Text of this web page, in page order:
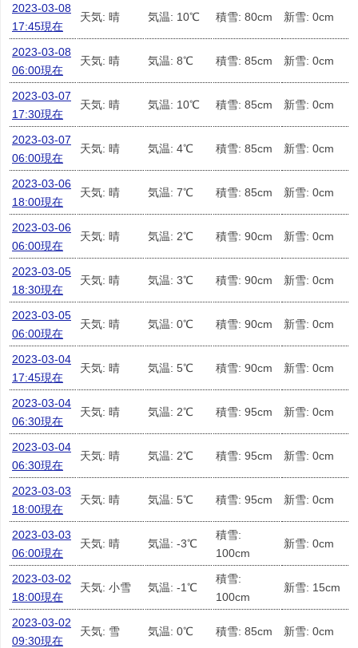
2023-03-08
17:45現在
天気: 晴 気温: 10℃ 積雪: 80cm 新雪: 0cm
2023-03-08
06:00現在
天気: 晴 気温: 8℃ 積雪: 85cm 新雪: 0cm
2023-03-07
17:30現在
天気: 晴 気温: 10℃ 積雪: 85cm 新雪: 0cm
2023-03-07
06:00現在
天気: 晴 気温: 4℃ 積雪: 85cm 新雪: 0cm
2023-03-06
18:00現在
天気: 晴 気温: 7℃ 積雪: 85cm 新雪: 0cm
2023-03-06
06:00現在
天気: 晴 気温: 2℃ 積雪: 90cm 新雪: 0cm
2023-03-05
18:30現在
天気: 晴 気温: 3℃ 積雪: 90cm 新雪: 0cm
2023-03-05
06:00現在
天気: 晴 気温: 0℃ 積雪: 90cm 新雪: 0cm
2023-03-04
17:45現在
天気: 晴 気温: 5℃ 積雪: 90cm 新雪: 0cm
2023-03-04
06:30現在
天気: 晴 気温: 2℃ 積雪: 95cm 新雪: 0cm
2023-03-04
06:30現在
天気: 晴 気温: 2℃ 積雪: 95cm 新雪: 0cm
2023-03-03
18:00現在
天気: 晴 気温: 5℃ 積雪: 95cm 新雪: 0cm
2023-03-03
06:00現在
天気: 晴 気温: -3℃
積雪:
100cm
新雪: 0cm
2023-03-02
18:00現在
天気: 小雪 気温: -1℃
積雪:
100cm
新雪: 15cm
2023-03-02
09:30現在
天気: 雪 気温: 0℃ 積雪: 85cm 新雪: 0cm